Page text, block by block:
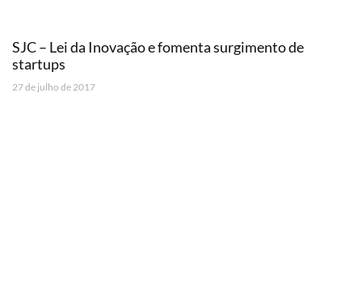
SJC – Lei da Inovação e fomenta surgimento de
startups
27 de julho de 2017